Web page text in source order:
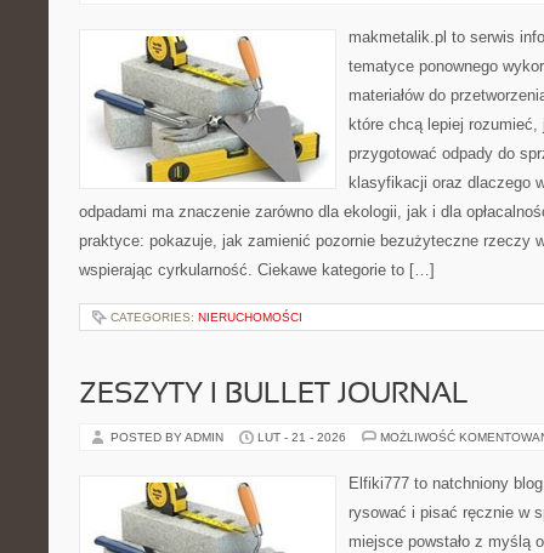
makmetalik.pl to serwis
tematyce ponownego
materiałów do
które chcą lepiej rozumieć,
przygotować odpady do
klasyfikacji oraz dlaczego
odpadami ma znaczenie zarówno dla ekologii, jak i dla
praktyce: pokazuje, jak zamienić pozornie bezużyteczne rzeczy
wspierając cyrkularność. Ciekawe kategorie to […]
CATEGORIES: NIERUCHOMOŚCI
ZESZYTY I BULLET JOURNAL
POSTED BY ADMIN LUT - 21 - 2026 MOŻLIWOŚĆ
Elfiki777 to natchniony
rysować i pisać ręcznie w
miejsce powstało z myślą